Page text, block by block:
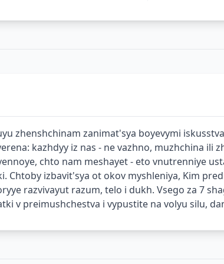
zhenshchinam zanimat'sya boyevymi
kazhdyy iz nas - ne vazhno, muzhchina ili
chto nam meshayet - eto vnutrenniye
Chtoby izbavit'sya ot okov myshleniya, Kim
razvivayut razum, telo i dukh. Vsego za 7
v preimushchestva i vypustite na volyu silu,